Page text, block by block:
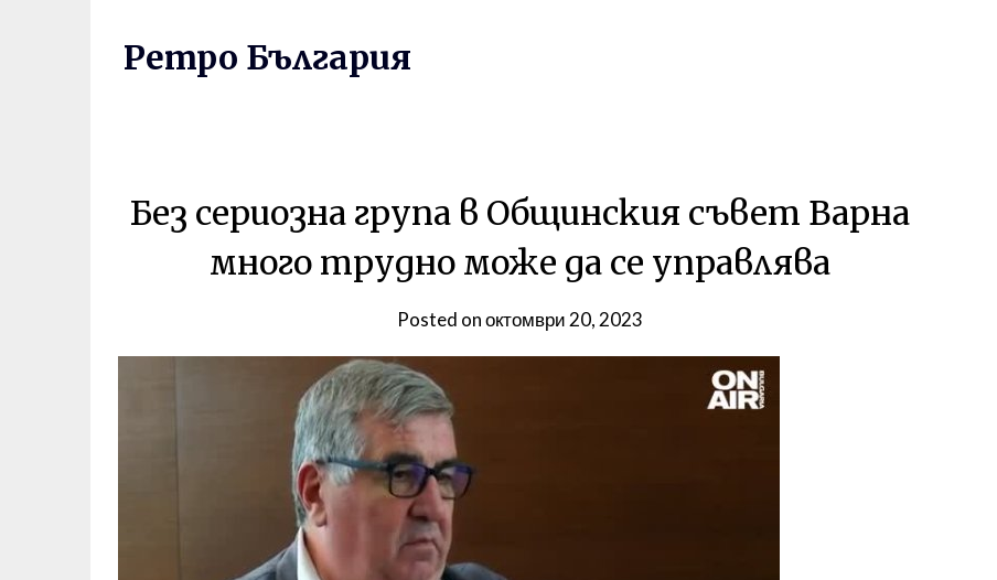
Ретро България
Без сериозна група в Общинския съвет Варна
много трудно може да се управлява
Posted on октомври 20, 2023